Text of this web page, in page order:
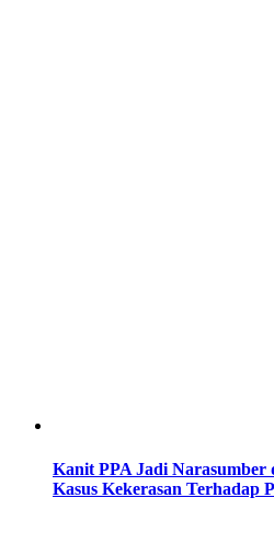
Kanit PPA Jadi Narasumber
Kasus Kekerasan Terhadap